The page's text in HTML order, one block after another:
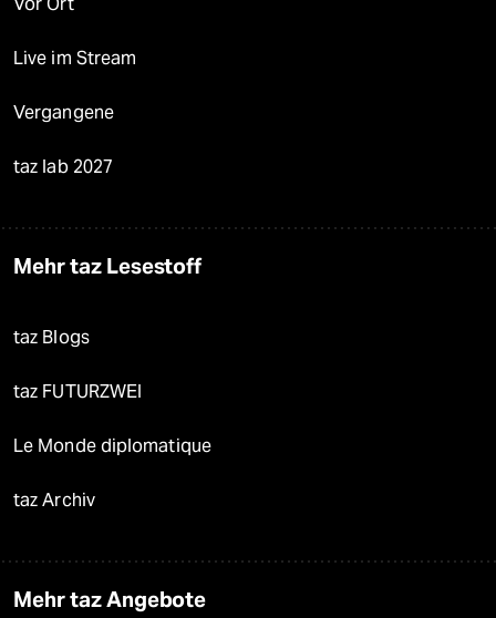
Live im Stream
Vergangene
taz lab 2027
Mehr taz Lesestoff
taz Blogs
taz FUTURZWEI
Le Monde diplomatique
taz Archiv
Mehr taz Angebote